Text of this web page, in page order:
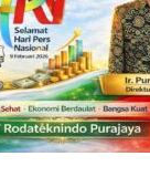
di Tengah
Sayang”,
atau